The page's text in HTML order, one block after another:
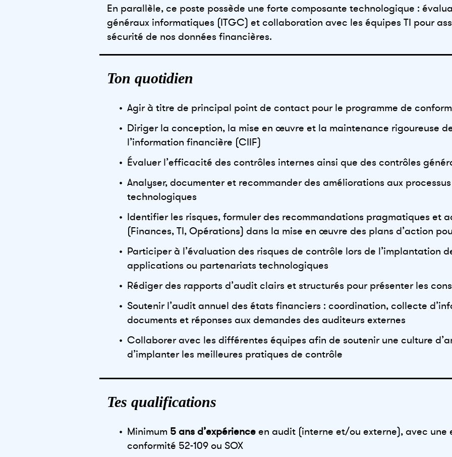
En parallèle, ce poste possède une forte composante technologique :
généraux informatiques (ITGC) et collaboration avec les équipes TI pour
sécurité de nos données financières.
Ton quotidien
Agir à titre de principal point de contact pour le programme de
Diriger la conception, la mise en œuvre et la maintenance rigoureuse
l’information financière (CIIF)
Évaluer l’efficacité des contrôles internes ainsi que des contrôles
Analyser, documenter et recommander des améliorations aux
technologiques
Identifier les risques, formuler des recommandations pragmatiques et
(Finances, TI, Opérations) dans la mise en œuvre des plans d’action
Participer à l’évaluation des risques de contrôle lors de l’implantation
applications ou partenariats technologiques
Rédiger des rapports d’audit clairs et structurés pour présenter les
Soutenir l’audit annuel des états financiers : coordination, collecte
documents et réponses aux demandes des auditeurs externes
Collaborer avec les différentes équipes afin de soutenir une culture
d’implanter les meilleures pratiques de contrôle
Tes qualifications
Minimum 5 ans d’expérienceen audit (interne et/ou externe), avec une
conformité 52-109 ou SOX